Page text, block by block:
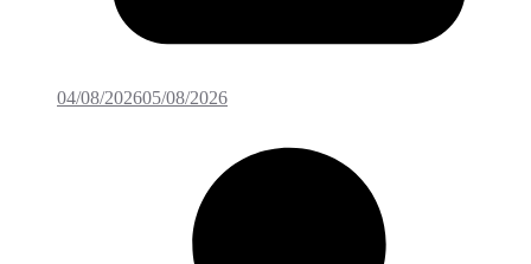
04/08/202605/08/2026